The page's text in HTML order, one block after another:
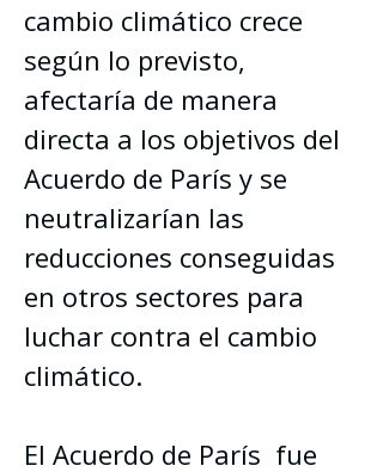
cambio climático crece
según lo previsto,
afectaría de manera
directa a los objetivos del
Acuerdo de París y se
neutralizarían las
reducciones conseguidas
en otros sectores para
luchar contra el cambio
climático.
El Acuerdo de París  fue